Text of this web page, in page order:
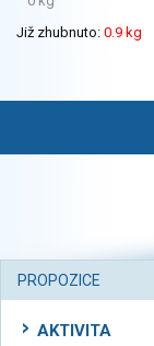
Již zhubnuto: 0.9 kg
PROPOZICE
AKTIVITA